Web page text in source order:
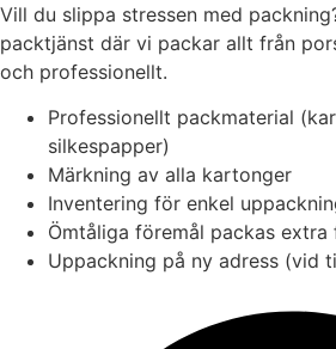
Vill du slippa stressen med
packtjänst där vi packar allt från
och professionellt.
Professionellt packmaterial
silkespapper)
Märkning av alla kartonger
Inventering för enkel
Ömtåliga föremål packas
Uppackning på ny adress (vid